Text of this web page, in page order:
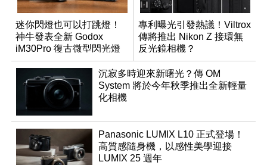
迷你閃燈也可以打跳燈！
神牛發表全新 Godox
iM30Pro 復古微型閃光燈
專利曝光引發熱議！Viltrox
傳將推出 Nikon Z 接環無
反光鏡相機？
沉寂多時迎來新曙光？傳 OM
System 將於今年秋季推出全新輕量
化相機
Panasonic LUMIX L10 正式登場！
高質感隨身機，以感性美學迎接
LUMIX 25 週年